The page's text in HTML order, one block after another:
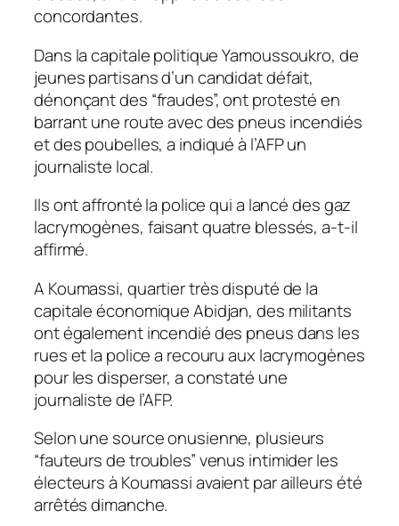
concordantes.
Dans la capitale politique Yamoussoukro, de
jeunes partisans d’un candidat défait,
dénonçant des “fraudes”, ont protesté en
barrant une route avec des pneus incendiés
et des poubelles, a indiqué à l’AFP un
journaliste local.
Ils ont affronté la police qui a lancé des gaz
lacrymogènes, faisant quatre blessés, a-t-il
affirmé.
A Koumassi, quartier très disputé de la
capitale économique Abidjan, des militants
ont également incendié des pneus dans les
rues et la police a recouru aux lacrymogènes
pour les disperser, a constaté une
journaliste de l’AFP.
Selon une source onusienne, plusieurs
“fauteurs de troubles” venus intimider les
électeurs à Koumassi avaient par ailleurs été
arrêtés dimanche.